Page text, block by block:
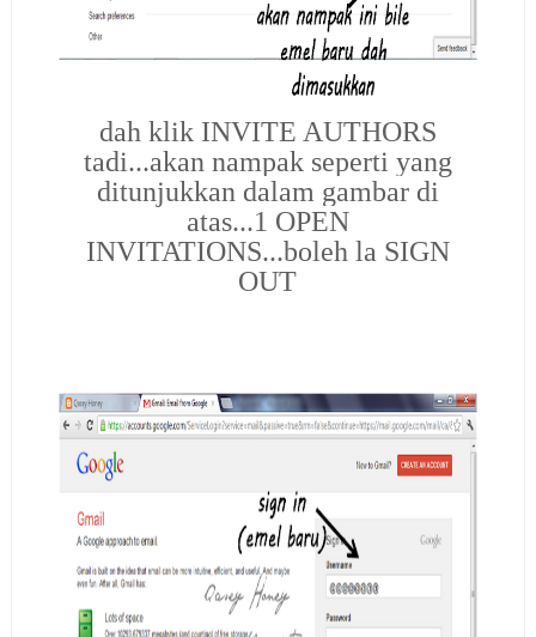
dah klik INVITE AUTHORS
tadi...akan nampak seperti yang
ditunjukkan dalam gambar di
atas...1 OPEN
INVITATIONS...boleh la SIGN
OUT